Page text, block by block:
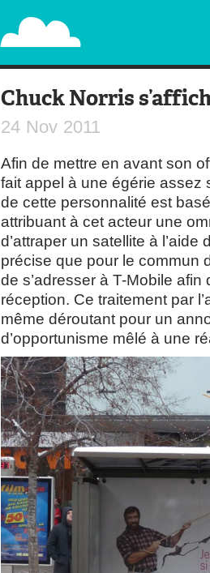
PAPERPLANE
STREET, AMBIENT, GUÉRILLA MARKETING
Chuck Norris
24 Nov 2011
Afin de mettre en avant son
fait appel à une égérie assez
de cette personnalité est
attribuant à cet acteur une
d’attraper un satellite à l’aide
précise que pour le commun
de s’adresser à T-Mobile afin
réception. Ce traitement par
même déroutant pour un
d’opportunisme mêlé à une